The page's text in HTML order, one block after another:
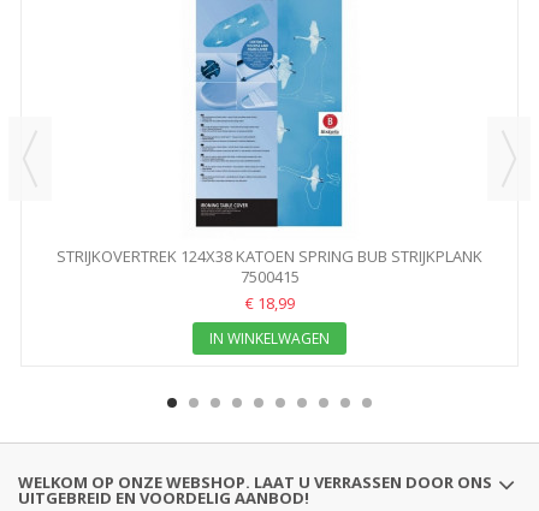
STRIJKOVERTREK 124X38 KATOEN SPRING BUB STRIJKPLANK
HOES...
7500415
€ 18,99
IN WINKELWAGEN
WELKOM OP ONZE WEBSHOP. LAAT U VERRASSEN DOOR ONS
UITGEBREID EN VOORDELIG AANBOD!